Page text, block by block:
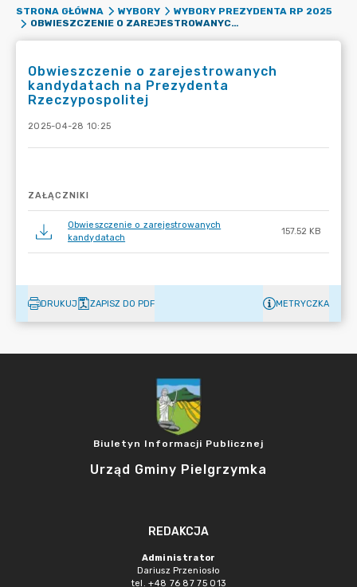
STRONA GŁÓWNA WYBORY
WYBORY PREZYDENTA RP 2025
OBWIESZCZENIE O ZAREJESTROWANYCH KANDYDATACH NA PREZYDENTA RZECZYPOSPOLITEJ
Obwieszczenie o zarejestrowanych
kandydatach na Prezydenta
Rzeczypospolitej
2025-04-28 10:25
ZAŁĄCZNIKI
Obwieszczenie o zarejestrowanych
kandydatach
157.52 KB
DRUKUJ ZAPISZ DO PDF METRYCZKA
Biuletyn Informacji Publicznej
Urząd Gminy Pielgrzymka
REDAKCJA
Administrator
Dariusz Przeniosło
tel. +48 76 87 75 013